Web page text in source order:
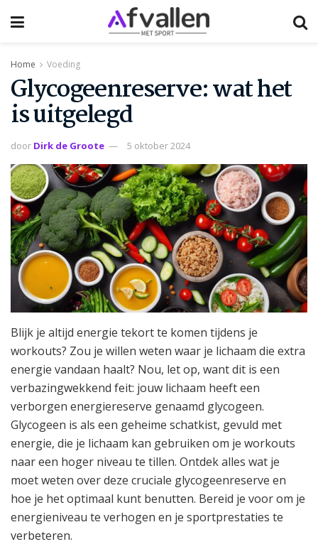
Home Voeding
Glycogeenreserve: wat het
is uitgelegd
door Dirk de Groote 5 oktober 2024
Blijk je altijd energie tekort te komen tijdens je
workouts? Zou je willen weten waar je lichaam die extra
energie vandaan haalt? Nou, let op, want dit is een
verbazingwekkend feit: jouw lichaam heeft een
verborgen energiereserve genaamd glycogeen.
Glycogeen is als een geheime schatkist, gevuld met
energie, die je lichaam kan gebruiken om je workouts
naar een hoger niveau te tillen. Ontdek alles wat je
moet weten over deze cruciale glycogeenreserve en
hoe je het optimaal kunt benutten. Bereid je voor om je
energieniveau te verhogen en je sportprestaties te
verbeteren.